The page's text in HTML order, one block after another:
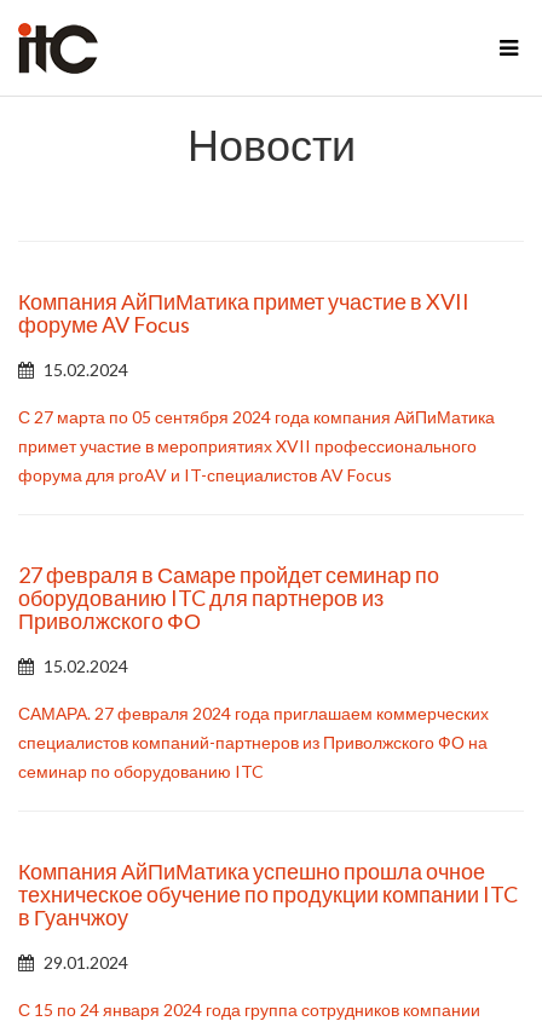
Новости
Компания АйПиМатика примет участие в XVII
форуме AV Focus
15.02.2024
С 27 марта по 05 сентября 2024 года компания АйПиМатика
примет участие в мероприятиях XVII профессионального
форума для proAV и IT-специалистов AV Focus
27 февраля в Самаре пройдет семинар по
оборудованию ITC для партнеров из
Приволжского ФО
15.02.2024
САМАРА. 27 февраля 2024 года приглашаем коммерческих
специалистов компаний-партнеров из Приволжского ФО на
семинар по оборудованию ITC
Компания АйПиМатика успешно прошла очное
техническое обучение по продукции компании ITC
в Гуанчжоу
29.01.2024
С 15 по 24 января 2024 года группа сотрудников компании